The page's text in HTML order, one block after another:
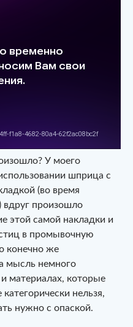
У моего
шприца с
(во время
произошло
этой самой накладки и
в промывочную
конечно же
мысль немного
и материалах, которые
нельзя,
нужно с опаской.